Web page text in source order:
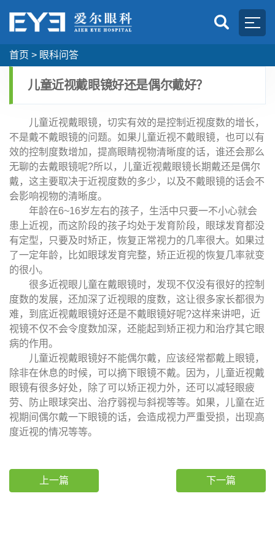
首页 > 眼科问答
儿童近视戴眼镜好还是偶尔戴好？
儿童近视戴眼镜，切实有效的是控制近视度数的增长，
不是戴不戴眼镜的问题。如果儿童近视不戴眼镜，也可以有
效的控制度数增加，提高眼睛视物清晰度的话，谁还会那么
无聊的去戴眼镜呢?所以，儿童近视戴眼镜长期戴还是偶尔
戴，这主要取决于近视度数的多少，以及不戴眼镜的话会不
会影响视物的清晰度。
年龄在6~16岁左右的孩子，生活中只要一不小心就会
患上近视，而这阶段的孩子均处于发育阶段，眼球发育都没
有定型，只要及时矫正，恢复正常视力的几率很大。如果过
了一定年龄，比如眼球发育完整，矫正近视的恢复几率就变
的很小。
很多近视眼儿童在戴眼镜时，发现不仅没有很好的控制
度数的发展，还加深了近视眼的度数，这让很多家长都很为
难，到底近视戴眼镜好还是不戴眼镜好呢?这样来讲吧，近
视镜不仅不会令度数加深，还能起到矫正视力和治疗其它眼
病的作用。
儿童近视戴眼镜好不能偶尔戴，应该经常都戴上眼镜，
除非在休息的时候，可以摘下眼镜不戴。因为，儿童近视戴
眼镜有很多好处，除了可以矫正视力外，还可以减轻眼疲
劳、防止眼球突出、治疗弱视与斜视等等。如果，儿童在近
视期间偶尔戴一下眼镜的话，会造成视力严重受损，出现高
度近视的情况等等。
上一篇 下一篇